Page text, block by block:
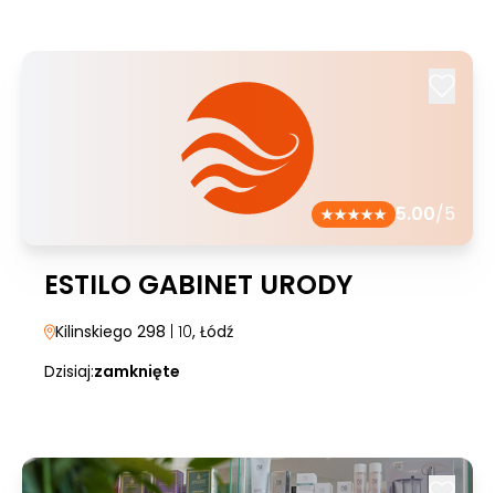
5.00/5
ESTILO GABINET URODY
Kilinskiego 298 | 10, Łódź
Dzisiaj:zamknięte